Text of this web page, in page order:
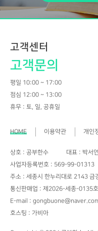
고객센터
고객문의
평일 10:00 ~ 17:00
점심 12:00 ~ 13:00
휴무 : 토, 일, 공휴일
HOME 이용약관 개인
상호 : 공부한수
대표 : 박서
사업자등록번호 : 569-99-01313
주소 : 세종시 한누리대로 2143 금
통신판매업 : 제2026-세종-0135호
E-mail :
호스팅 : 가비아